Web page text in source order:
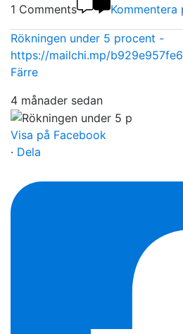
1 Comments Kommentera
Rökningen under 5 procent -
https://mailchi.mp/
Färre
4 månader sedan
Visa på Facebook
· Dela